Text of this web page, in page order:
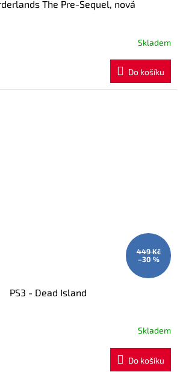
The Pre-Sequel, nová
Skladem
Do košíku
449 Kč
–30 %
PS3 - Dead Island
Skladem
Do košíku